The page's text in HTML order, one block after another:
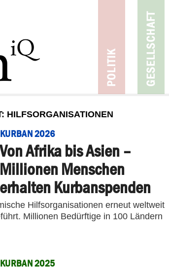
HILFSORGANISATIONEN
KURBAN 2026
Von Afrika bis Asien –
Millionen Menschen
erhalten Kurbanspenden
Hilfsorganisationen erneut weltweit
Millionen Bedürftige in 100 Ländern
KURBAN 2025